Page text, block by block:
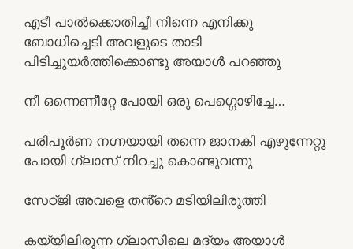
എടീ പാൽക്കൊതിച്ചീ നിന്നെ എനിക്കു
ബോധിച്ചെടി അവളുടെ താടി
പിടിച്ചുയർത്തിക്കൊണ്ടു അയാൾ പറഞ്ഞു
നീ ഒന്നെണീറ്റേ പോയി ഒരു പെഗ്ഗൊഴിച്ചേ…
പരിപൂർണ നഗ്നയായി തന്നെ ജാനകി എഴുന്നേറ്റു
പോയി ഗ്ലാസ് നിറച്ചു കൊണ്ടുവന്നു
സേഠ്ജി അവളെ തൻ്റെ മടിയിലിരുത്തി
കയ്യിലിരുന്ന ഗ്ലാസിലെ മദ്യം അയാൾ